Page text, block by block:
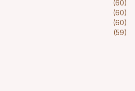
(60)
(60)
(60)
(59)